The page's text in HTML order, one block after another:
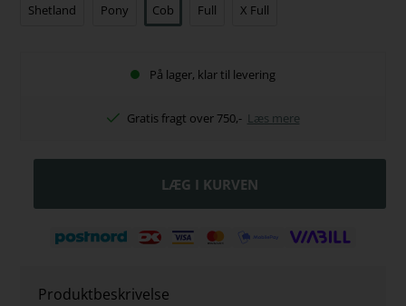
Shetland
Pony Cob Full X Full
På lager, klar til levering
Gratis fragt over 750,- Læs mere
Produktbeskrivelse